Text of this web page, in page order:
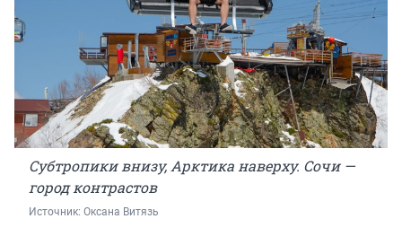
Субтропики внизу, Арктика наверху. Сочи —
город контрастов
Источник: Оксана Витязь